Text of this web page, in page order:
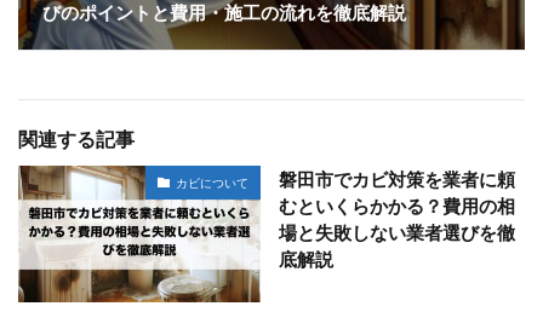
びのポイントと費用・施工の流れを徹底解説
関連する記事
カビについて
磐田市でカビ対策を業者に頼
むといくらかかる？費用の相
場と失敗しない業者選びを徹
底解説